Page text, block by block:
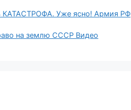
Уже ясно! Армия РФ
на землю СССР Видео